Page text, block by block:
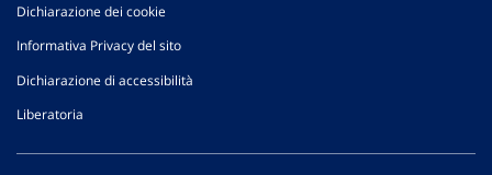
Dichiarazione dei cookie
Informativa Privacy del sito
Dichiarazione di accessibilità
Liberatoria